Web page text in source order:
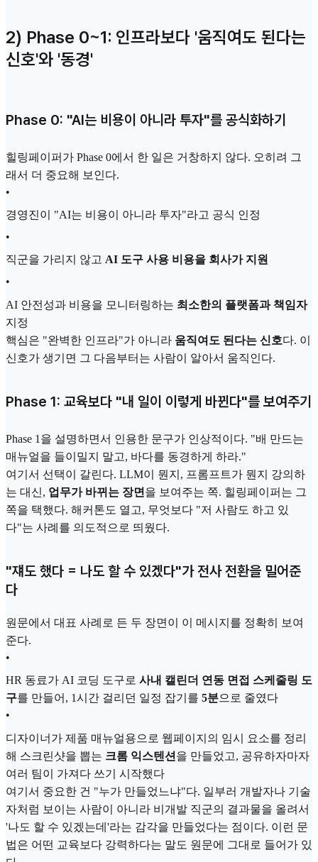
2) Phase 0~1: 인프라보다 '움직여도 된다는
신호'와 '동경'
Phase 0: "AI는 비용이 아니라 투자"를 공식화하기
힐링페이퍼가 Phase 0에서 한 일은 거창하지 않다. 오히려 그
래서 더 중요해 보인다.
•
경영진이 "AI는 비용이 아니라 투자"라고 공식 인정
•
직군을 가리지 않고 AI 도구 사용 비용을 회사가 지원
•
AI 안전성과 비용을 모니터링하는 최소한의 플랫폼과 책임자
지정
핵심은 "완벽한 인프라"가 아니라 움직여도 된다는 신호다. 이
신호가 생기면 그 다음부터는 사람이 알아서 움직인다.
Phase 1: 교육보다 "내 일이 이렇게 바뀐다"를 보여주기
Phase 1을 설명하면서 인용한 문구가 인상적이다. "배 만드는
매뉴얼을 들이밀지 말고, 바다를 동경하게 하라."
여기서 선택이 갈린다. LLM이 뭔지, 프롬프트가 뭔지 강의하
는 대신, 업무가 바뀌는 장면 을 보여주는 쪽. 힐링페이퍼는 그
쪽을 택했다. 해커톤도 열고, 무엇보다 "저 사람도 하고 있
다"는 사례를 의도적으로 띄웠다.
"쟤도 했다 = 나도 할 수 있겠다"가 전사 전환을 밀어준
다
원문에서 대표 사례로 든 두 장면이 이 메시지를 정확히 보여
준다.
•
HR 동료가 AI 코딩 도구로 사내 캘린더 연동 면접 스케줄링 도
구를 만들어, 1시간 걸리던 일정 잡기를 5분으로 줄였다
•
디자이너가 제품 매뉴얼용으로 웹페이지의 임시 요소를 정리
해 스크린샷을 뽑는 크롬 익스텐션 을 만들었고, 공유하자마자
여러 팀이 가져다 쓰기 시작했다
여기서 중요한 건 "누가 만들었느냐"다. 일부러 개발자나 기술
자처럼 보이는 사람이 아니라 비개발 직군의 결과물을 올려서
'나도 할 수 있겠는데'라는 감각을 만들었다는 점이다. 이런 문
법은 어떤 교육보다 강력하다는 말도 원문에 그대로 들어가 있